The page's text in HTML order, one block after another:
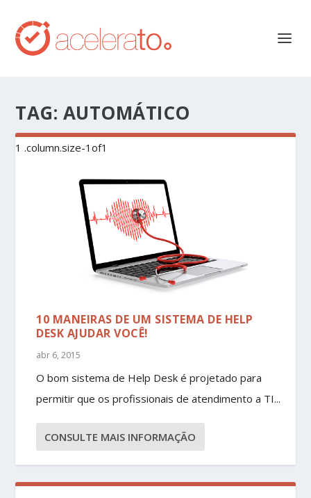
TAG: AUTOMÁTICO
10 MANEIRAS DE UM SISTEMA DE HELP
DESK AJUDAR VOCÊ!
abr 6, 2015
O bom sistema de Help Desk é projetado para
permitir que os profissionais de atendimento a TI...
CONSULTE MAIS INFORMAÇÃO